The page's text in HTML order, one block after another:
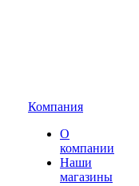
Компания
О
компании
Наши
магазины